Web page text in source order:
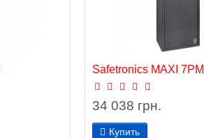
Safetronics MAXI 7PM
34 038 грн.
Купить